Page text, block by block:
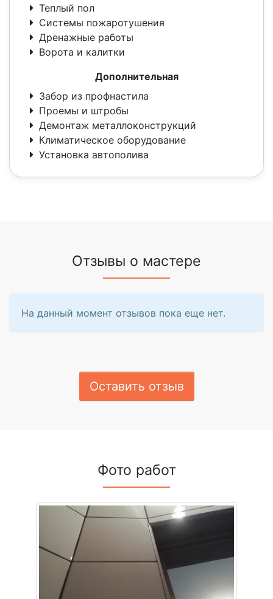
Теплый пол
Системы пожаротушения
Дренажные работы
Ворота и калитки
Дополнительная
Забор из профнастила
Проемы и штробы
Демонтаж металлоконструкций
Климатическое оборудование
Установка автополива
Отзывы о мастере
На данный момент отзывов пока еще нет.
Оставить отзыв
Фото работ